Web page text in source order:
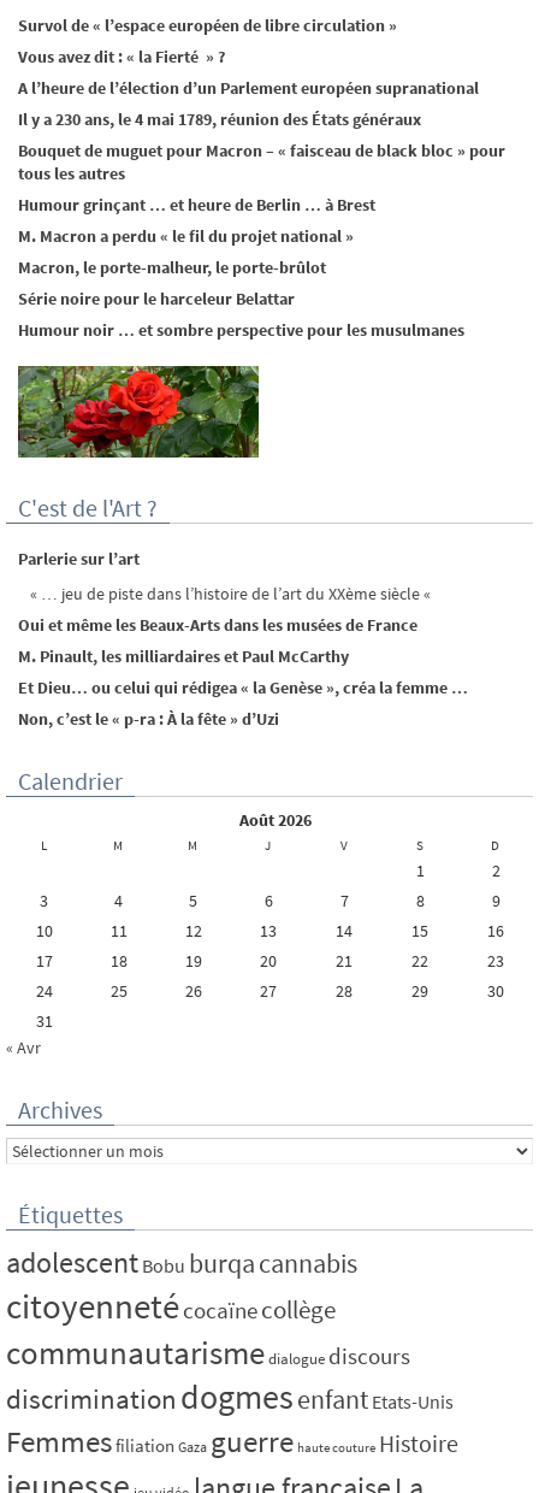
Survol de « l’espace européen de libre circulation »
Vous avez dit : « la Fierté » ?
A l’heure de l’élection d’un Parlement européen supranational
Il y a 230 ans, le 4 mai 1789, réunion des États généraux
Bouquet de muguet pour Macron – « faisceau de black bloc » pour
tous les autres
Humour grinçant … et heure de Berlin … à Brest
M. Macron a perdu « le fil du projet national »
Macron, le porte-malheur, le porte-brûlot
Série noire pour le harceleur Belattar
Humour noir … et sombre perspective pour les musulmanes
C'est de l'Art ?
Parlerie sur l’art
« … jeu de piste dans l’histoire de l’art du XXème siècle «
Oui et même les Beaux-Arts dans les musées de France
M. Pinault, les milliardaires et Paul McCarthy
Et Dieu… ou celui qui rédigea « la Genèse », créa la femme …
Non, c’est le « p-ra : À la fête » d’Uzi
Calendrier
août 2026
L M M J V S D
1
2
3
4 5 6 7 8
9
10
11 12 13 14 15
16
17
18 19 20 21 22
23
24
25 26 27 28 29
30
31
« Avr
Archives
Archives
Étiquettes
adolescent Bobu burqacannabis
citoyennetécocaïnecollège
communautarismedialogue discours
discrimination dogmesenfant Etats-Unis
Femmesfiliation Gaza guerre haute couture Histoire